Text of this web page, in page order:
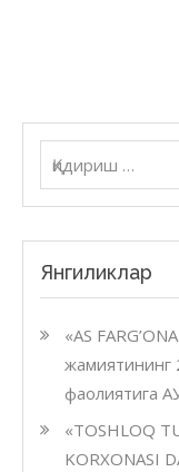
Янгиликлар
«AS
жамиятининг
фаолиятига
«TOSHLOQ
KORXONASI